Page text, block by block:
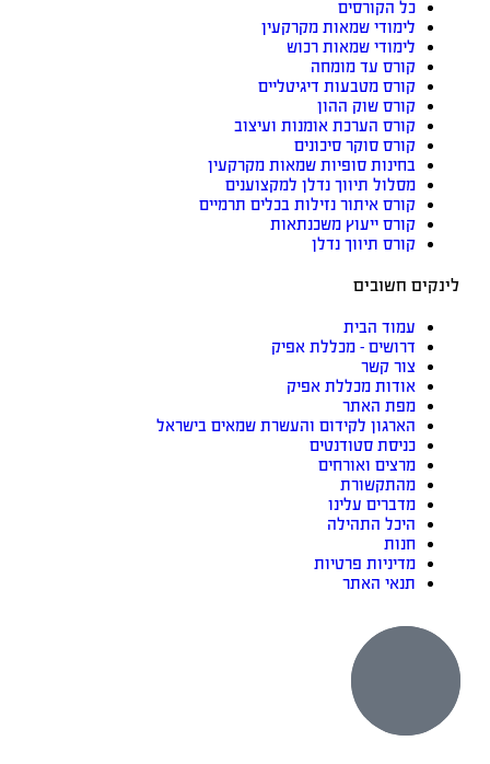
כל הקורסים
לימודי שמאות מקרקעין
לימודי שמאות רכוש
קורס עד מומחה
קורס מטבעות דיגיטליים
קורס שוק ההון
קורס הערכת אומנות ועיצוב
קורס סוקר סיכונים
בחינות סופיות שמאות מקרקעין
מסלול תיווך נדלן למקצוענים
קורס איתור נזילות בכלים תרמיים
קורס ייעוץ משכנתאות
קורס תיווך נדלן
לינקים חשובים
עמוד הבית
דרושים - מכללת אפיק
צור קשר
אודות מכללת אפיק
מפת האתר
הארגון לקידום והעשרת שמאים בישראל
כניסת סטודנטים
מרצים ואורחים
מהתקשורת
מדברים עלינו
היכל התהילה
חנות
מדיניות פרטיות
תנאי האתר